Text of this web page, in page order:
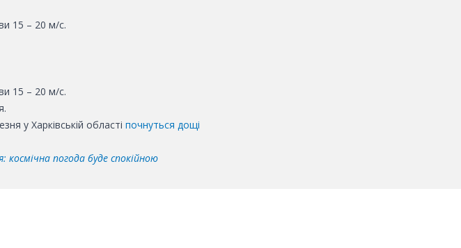
15 – 20 м/с.
15 – 20 м/с.
у Харківській області почнуться дощі
космічна погода буде спокійною